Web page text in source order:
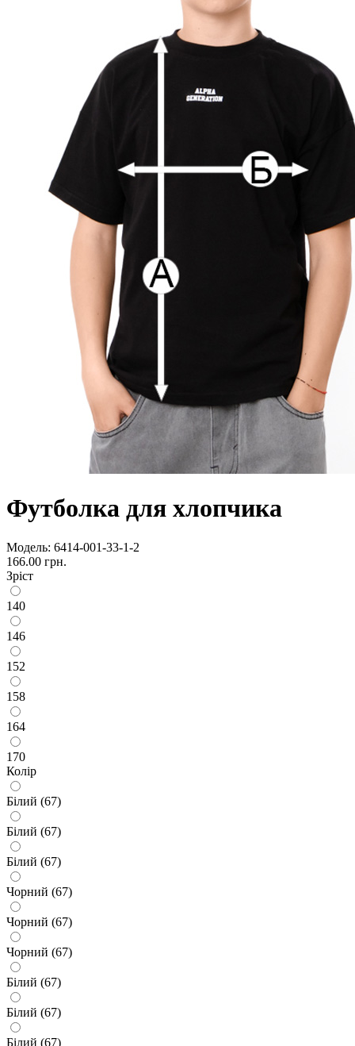
Футболка для хлопчика
Модель: 6414-001-33-1-2
166.00 грн.
Зріст
140
146
152
158
164
170
Колір
Білий (67)
Білий (67)
Білий (67)
Чорний (67)
Чорний (67)
Чорний (67)
Білий (67)
Білий (67)
Білий (67)